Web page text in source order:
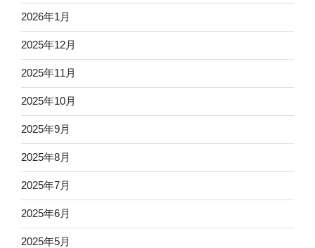
2026年1月
2025年12月
2025年11月
2025年10月
2025年9月
2025年8月
2025年7月
2025年6月
2025年5月